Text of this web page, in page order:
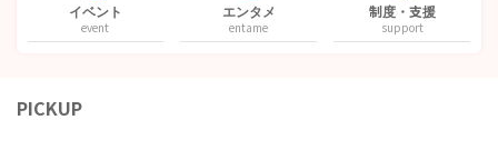
イベント
event
エンタメ
entame
制度・支援
support
PICKUP